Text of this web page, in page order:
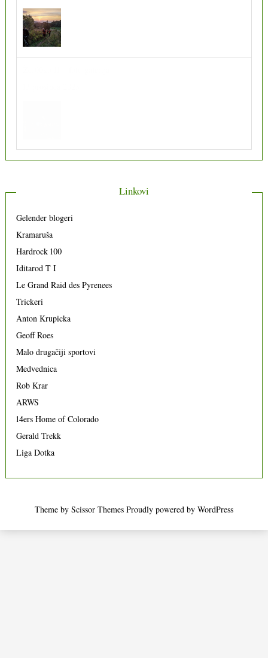
Linkovi
Gelender blogeri
Kramaruša
Hardrock 100
Iditarod T I
Le Grand Raid des Pyrenees
Trickeri
Anton Krupicka
Geoff Roes
Malo drugačiji sportovi
Medvednica
Rob Krar
ARWS
14ers Home of Colorado
Gerald Trekk
Liga Dotka
Theme by Scissor Themes Proudly powered by WordPress